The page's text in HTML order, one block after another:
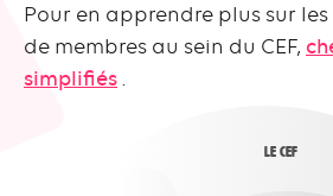
Pour en apprendre plus sur
de membres au sein du CEF,
simplifiés
Le Cef